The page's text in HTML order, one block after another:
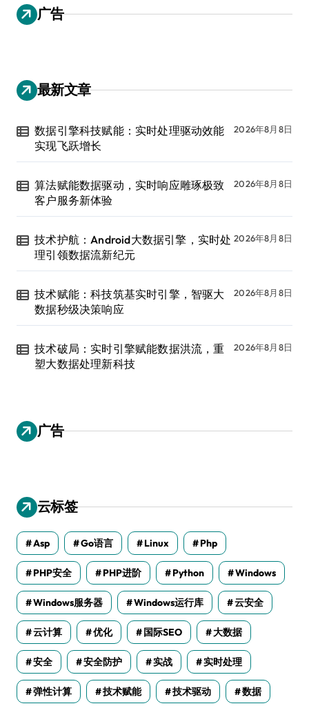
广告
最新文章
数据引擎科技赋能：实时处理驱动效能
实现飞跃增长
2026年8月8日
算法赋能数据驱动，实时响应雕琢极致
客户服务新体验
2026年8月8日
技术护航：Android大数据引擎，实时处
理引领数据流新纪元
2026年8月8日
技术赋能：科技筑基实时引擎，智驱大
数据秒级决策响应
2026年8月8日
技术破局：实时引擎赋能数据洪流，重
塑大数据处理新科技
2026年8月8日
广告
云标签
Asp Go语言 Linux Php
PHP安全 PHP进阶 Python Windows
Windows服务器 Windows运行库 云安全
云计算 优化 国际SEO 大数据
安全 安全防护 实战 实时处理
弹性计算 技术赋能 技术驱动 数据